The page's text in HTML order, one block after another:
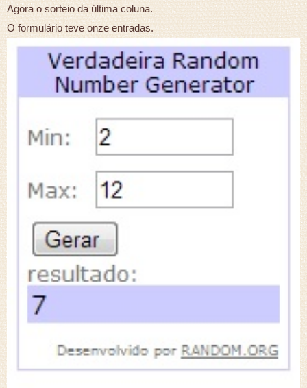
Agora o sorteio da última coluna.
O formulário teve onze entradas.